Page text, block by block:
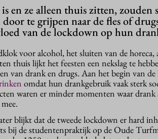
en ze alleen thuis zitten, zouden
te grijpen naar de fles of
van de lockdown op hun
voor alcohol, het sluiten van de horeca,
thuis lijkt het feesten een nekslag te
van drank en drugs. Aan het begin van
omdat hun drankgebruik vaak sterk
waren er minder momenten waar drank
blijkt dat de tweede lockdown er hard
bij de studentenpraktijk op de Oude